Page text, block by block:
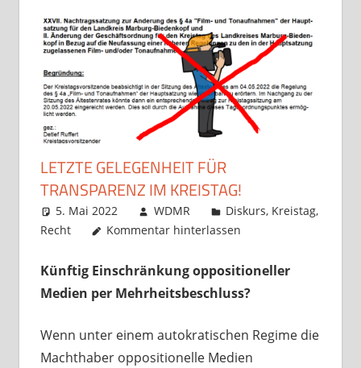
LETZTE GELEGENHEIT FÜR
TRANSPARENZ IM KREISTAG!
5. Mai 2022 WDMR Diskurs, Kreistag,
Recht
Kommentar hinterlassen
Künftig Einschränkung oppositioneller
Medien per Mehrheitsbeschluss?
Wenn unter einem autokratischen Regime die
Machthaber oppositionelle Medien